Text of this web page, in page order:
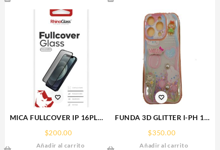
MICA FULLCOVER IP 16PLUS
IPHONE RHINOGLASS
$200.00
Añadir al carrito
FUNDA 3D GLITTER I-PH 15
IPHONE PROTECTOR
FUNCASE
$350.00
Añadir al carrito